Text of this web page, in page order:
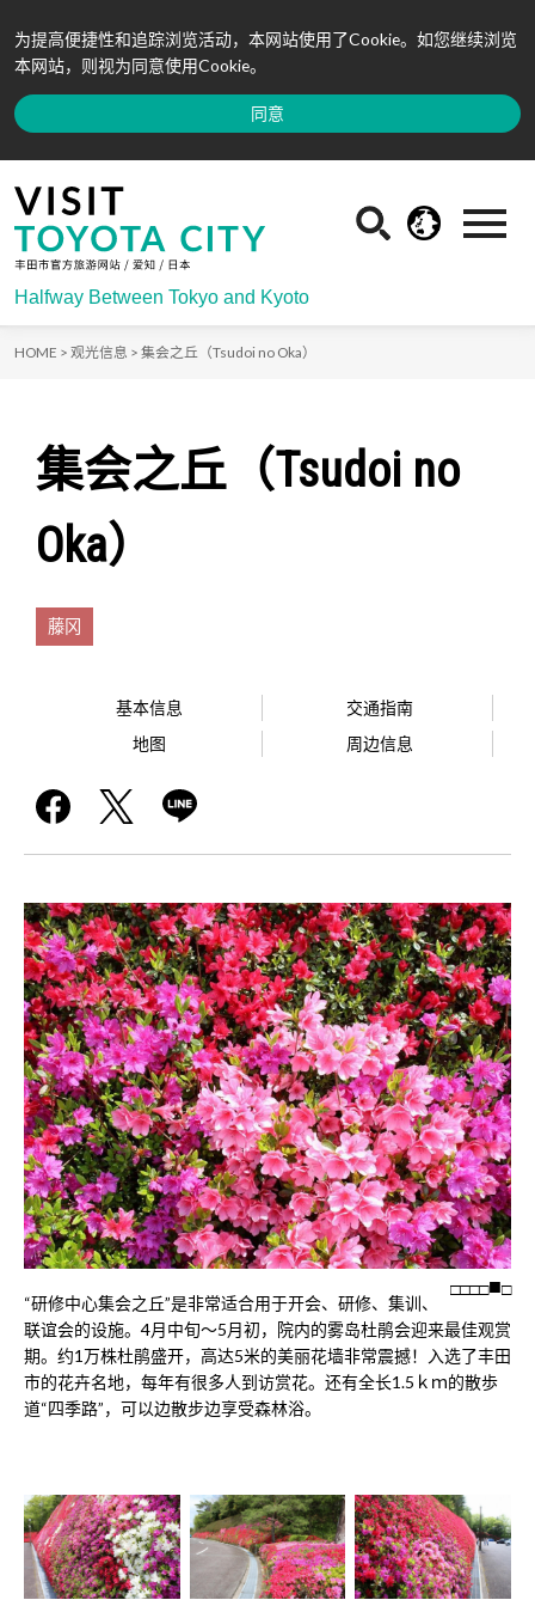
为提高便捷性和追踪浏览活动，本网站使用了Cookie。如您继续浏览
本网站，则视为同意使用Cookie。
同意
Halfway Between Tokyo and Kyoto
HOME > 观光信息 > 集会之丘（Tsudoi no Oka）
集会之丘（Tsudoi no
Oka）
藤冈
基本信息
交通指南
地图
周边信息
□□□□ □
“研修中心集会之丘”是非常适合用于开会、研修、集训、
联谊会的设施。4月中旬～5月初，院内的雾岛杜鹃会迎来最佳观赏
期。约1万株杜鹃盛开，高达5米的美丽花墙非常震撼！入选了丰田
市的花卉名地，每年有很多人到访赏花。还有全长1.5ｋｍ的散歩
道“四季路”，可以边散步边享受森林浴。